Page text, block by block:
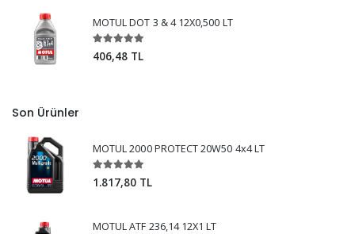
MOTUL DOT 3 & 4 12X0,500 LT
406,48 TL
Son Ürünler
MOTUL 2000 PROTECT 20W50 4x4 LT
1.817,80 TL
MOTUL ATF 236,14 12X1 LT